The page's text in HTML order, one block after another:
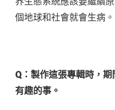
個地球和社會就會生病。
Q：製作這張專輯時，
有趣的事。